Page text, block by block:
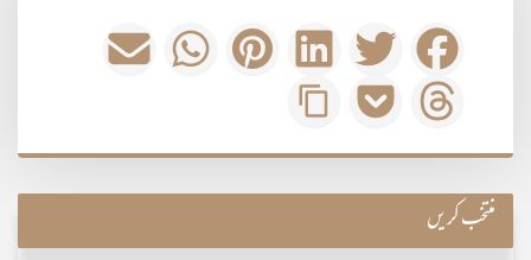
منتخب کریں